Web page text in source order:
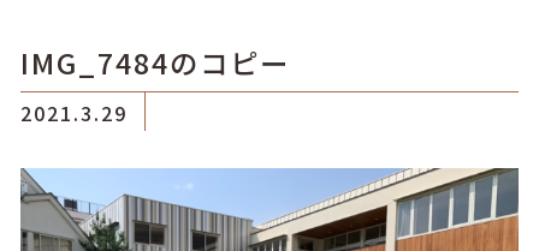
IMG_7484のコピー
2021.3.29